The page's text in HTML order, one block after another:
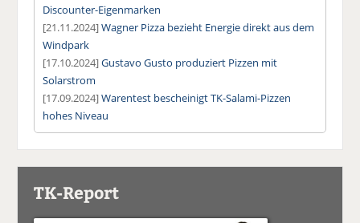
Discounter-Eigenmarken
[21.11.2024]Wagner Pizza bezieht Energie direkt aus dem
Windpark
[17.10.2024]Gustavo Gusto produziert Pizzen mit
Solarstrom
[17.09.2024]Warentest bescheinigt TK-Salami-Pizzen
hohes Niveau
TK-Report